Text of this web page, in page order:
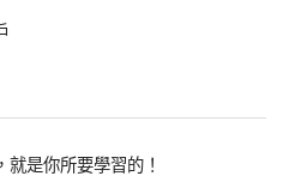
就是你所要學習的！